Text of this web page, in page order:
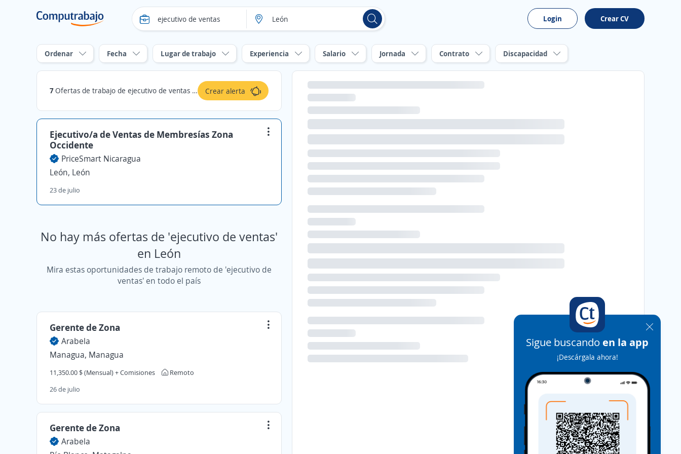
Login Crear CV
Ordenar Fecha Lugar de trabajo Experiencia Salario Jornada Contrato Discapacidad
7Ofertas de trabajo de ejecutivo de ventas en León Crear alerta
Ejecutivo/a de Ventas de Membresías Zona
Occidente
PriceSmart Nicaragua
León, León
23 de julio
No hay más ofertas de 'ejecutivo de ventas'
en León
Mira estas oportunidades de trabajo remoto de 'ejecutivo de
ventas' en todo el país
Gerente de Zona
Arabela
Managua, Managua
11,350.00 $ (Mensual) + Comisiones
Remoto
26 de julio
Gerente de Zona
Arabela
Sigue buscando en la app
¡Descárgala ahora!